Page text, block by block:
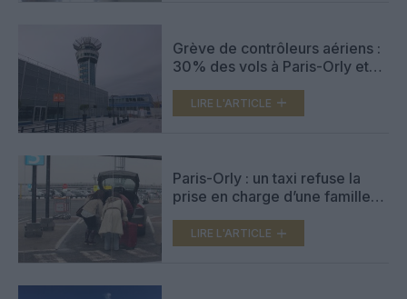
Grève de contrôleurs aériens :
30% des vols à Paris-Orly et
LIRE L'ARTICLE
Paris-Orly : un taxi refuse la
prise en charge d’une famille
LIRE L'ARTICLE